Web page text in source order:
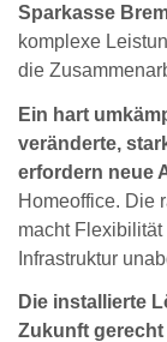
Sparkasse
komplexe
die
Ein hart
veränderte,
erfordern neue
Homeoffice. Die
macht
Infrastruktur
Die installierte
Zukunft gerecht